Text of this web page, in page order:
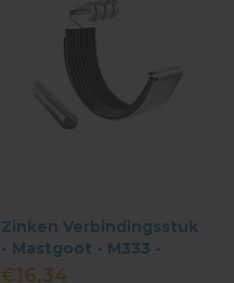
Zinken Verbindingsstuk
- Mastgoot - M333 -
kliksysteem
€16,34